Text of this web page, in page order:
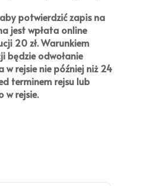
potwierdzić zapis na
jest wpłata online
20 zł. Warunkiem
będzie odwołanie
w rejsie nie później niż 24
terminem rejsu lub
w rejsie.